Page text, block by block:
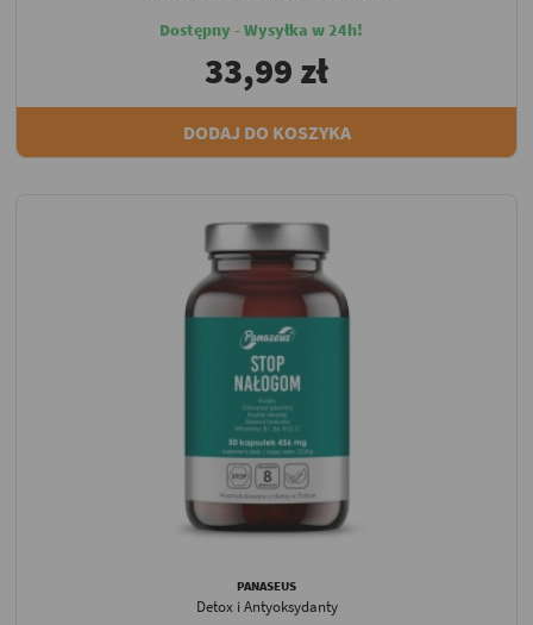
Dostępny - Wysyłka w 24h!
33,99 zł
DODAJ DO KOSZYKA
PANASEUS
Detox i Antyoksydanty